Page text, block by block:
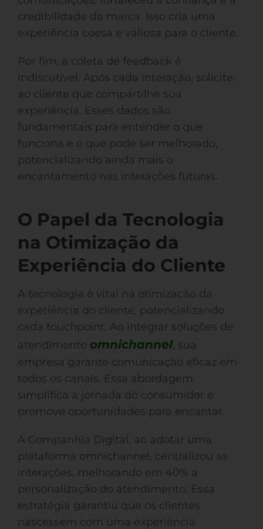
credibilidade da marca. Isso cria uma
experiência coesa e valiosa para o cliente.
Por fim, a coleta de feedback é
indiscutível. Após cada interação, solicite
ao cliente que compartilhe sua
experiência. Esses dados são
fundamentais para entender o que
funciona e o que pode ser melhorado,
potencializando ainda mais o
encantamento nas interações futuras.
O Papel da Tecnologia
na Otimização da
Experiência do Cliente
A tecnologia é vital na otimização da
experiência do cliente, potencializando
cada touchpoint. Ao integrar soluções de
atendimento omnichannel, sua
empresa garante comunicação eficaz em
todos os canais. Essa abordagem
simplifica a jornada do consumidor e
promove oportunidades para encantar.
A Companhia Digital, ao adotar uma
plataforma omnichannel, centralizou as
interações, melhorando em 40% a
personalização do atendimento. Essa
estratégia garantiu que os clientes
nascessem com uma experiência